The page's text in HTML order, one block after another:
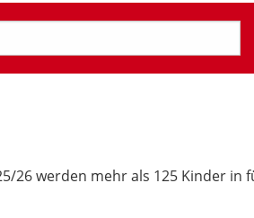
26 werden mehr als 125 Kinder